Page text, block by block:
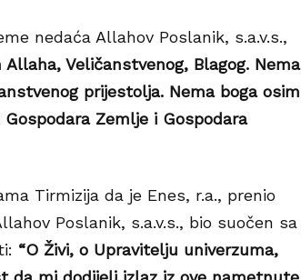
nedaća Allahov Poslanik, s.a.v.s.,
Allaha, Veličanstvenog, Blagog. Nema
prijestolja. Nema boga osim
Zemlje i Gospodara
Tirmizija da je Enes, r.a., prenio
Poslanik, s.a.v.s., bio suočen sa
“O Živi, o Upravitelju univerzuma,